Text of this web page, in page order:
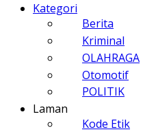
Kategori
Berita
Kriminal
OLAHRAGA
Otomotif
POLITIK
Laman
Kode Etik